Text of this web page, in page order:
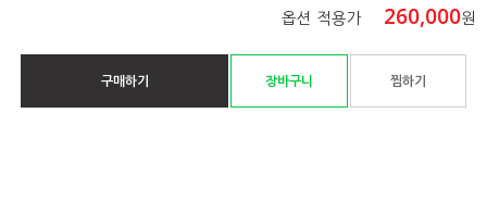
옵션 적용가 260,000원
구매하기 장바구니 찜하기